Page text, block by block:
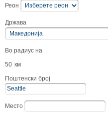
Реон
Држава
Во радиус на
50 км
Поштенски број
Место